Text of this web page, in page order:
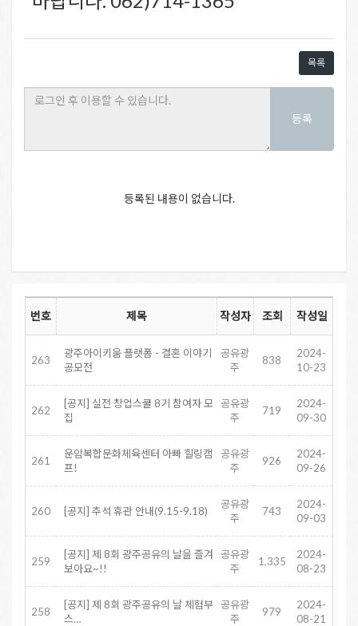
목록
등록
등록된 내용이 없습니다.
번호 제목 작성자 조회 작성일
263
광주아이키움 플랫폼 - 결혼 이야기
공모전
공유광
주
838
2024-
10-23
262
[공지] 실전 창업스쿨 8기 참여자 모
집
공유광
주
719
2024-
09-30
261
운암복합문화체육센터 아빠 힐링캠
프!
공유광
주
926
2024-
09-26
260 [공지] 추석 휴관 안내(9.15-9.18)
공유광
주
743
2024-
09-03
259
[공지] 제 8회 광주공유의 날을 즐겨
보아요~!!
공유광
주
1,335
2024-
08-23
258
[공지] 제 8회 광주공유의 날 체험부
스…
공유광
주
979
2024-
08-21